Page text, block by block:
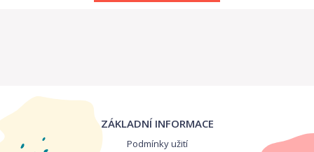
ZÁKLADNÍ INFORMACE
Podmínky užití